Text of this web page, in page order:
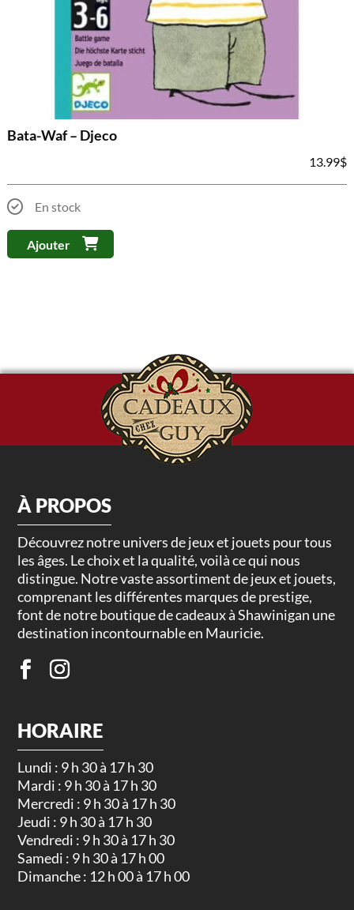
Bata-Waf – Djeco
13.99$
En stock
Ajouter
À PROPOS
Découvrez notre univers de jeux et jouets pour tous
les âges. Le choix et la qualité, voilà ce qui nous
distingue. Notre vaste assortiment de jeux et jouets,
comprenant les différentes marques de prestige,
font de notre boutique de cadeaux à Shawinigan une
destination incontournable en Mauricie.
HORAIRE
Lundi : 9 h 30 à 17 h 30
Mardi : 9 h 30 à 17 h 30
Mercredi : 9 h 30 à 17 h 30
Jeudi : 9 h 30 à 17 h 30
Vendredi : 9 h 30 à 17 h 30
Samedi : 9 h 30 à 17 h 00
Dimanche : 12 h 00 à 17 h 00